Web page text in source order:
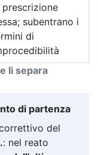
li separa
prescrizione
subentrano i
di
di partenza
del
: nel reato